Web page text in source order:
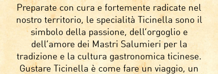
Preparate con cura e fortemente radicate nel
nostro territorio, le specialità Ticinella sono il
simbolo della passione, dell’orgoglio e
dell’amore dei Mastri Salumieri per la
tradizione e la cultura gastronomica ticinese.
Gustare Ticinella è come fare un viaggio, un